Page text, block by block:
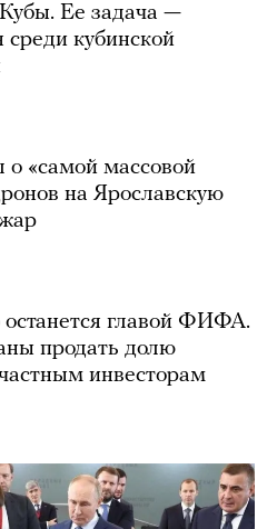
Ее задача —
среди кубинской
о «самой массовой
на Ярославскую
главой ФИФА.
продать долю
инвесторам